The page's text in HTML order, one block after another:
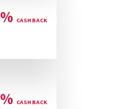
%
%